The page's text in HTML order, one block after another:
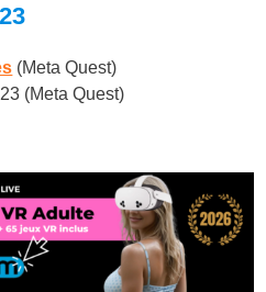
(Meta Quest)
(Meta Quest)